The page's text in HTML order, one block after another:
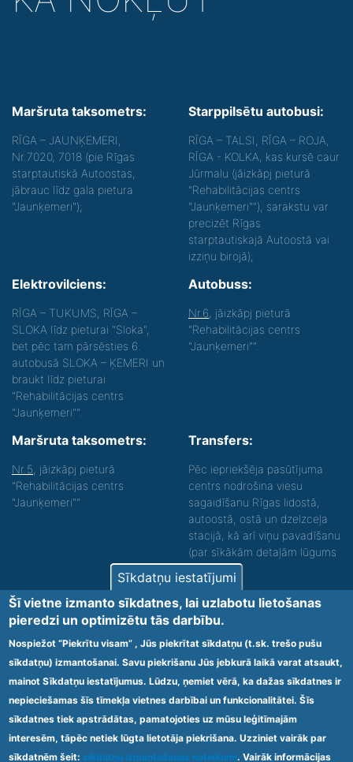
Maršruta taksometrs:
RĪGA – JAUNĶEMERI,
Nr.7020, 7018 (pie Rīgas
starptautiskā Autoostas,
jābrauc līdz gala pietura
"Jaunķemeri");
Starppilsētu autobusi:
RĪGA – TALSI, RĪGA – ROJA,
RĪGA - KOLKA, kas kursē caur
Jūrmalu (jāizkāpj pieturā
"Rehabilitācijas centrs
"Jaunķemeri""), sarakstu var
precizēt Rīgas
starptautiskajā Autoostā vai
izziņu birojā);
Elektrovilciens:
RĪGA – TUKUMS, RĪGA –
SLOKA līdz pieturai "Sloka",
bet pēc tam pārsēsties 6.
autobusā SLOKA – ĶEMERI un
braukt līdz pieturai
"Rehabilitācijas centrs
"Jaunķemeri"".
Autobuss:
Nr.6 , jāizkāpj pieturā
"Rehabilitācijas centrs
"Jaunķemeri"".
Maršruta taksometrs:
Nr.5 , jāizkāpj pieturā
"Rehabilitācijas centrs
"Jaunķemeri""
Transfers:
Pēc iepriekšēja pasūtījuma
centrs nodrošina viesu
sagaidīšanu Rīgas lidostā,
autoostā, ostā un dzelzceļa
stacijā, kā arī viņu pavadīšanu
(par sīkākām detaļām lūgums
zvanīt).
Nodrošinām vides piekļūstamību personām ar
funkcionāliem traucējumiem! SIA „Sanare-KRC
Jaunķemeri”, Kolkas ielā 20, Jūrmalā ir nodrošināta vides
piekļūstamība personām ar funkcionāliem traucējumiem,
tādejādi nodrošinot atbilstību Ministru kabineta
2009.gada 20.janvāra noteikumos Nr.60 „Noteikumi par
obligātajām prasībām ārstniecības iestādēm un to
struktūrvienībām” minētajām prasībām.
Ārstniecības iestādes kods 1300 – 64003
Sīkdatņu iestatījumi
Šī vietne izmanto sīkdatnes, lai uzlabotu lietošanas
pieredzi un optimizētu tās darbību.
Nospiežot “Piekrītu visam” , Jūs piekrītat sīkdatņu (t.sk. trešo pušu
sīkdatņu) izmantošanai. Savu piekrišanu Jūs jebkurā laikā varat atsaukt,
mainot Sīkdatņu iestatījumus. Lūdzu, ņemiet vērā, ka dažas sīkdatnes ir
nepieciešamas šīs tīmekļa vietnes darbībai un funkcionalitātei. Šīs
sīkdatnes tiek apstrādātas, pamatojoties uz mūsu leģitīmajām
interesēm, tāpēc netiek lūgta lietotāja piekrišana. Uzziniet vairāk par
sīkdatnēm šeit: sīkdatņu izmantošanas noteikumi. Vairāk informācijas